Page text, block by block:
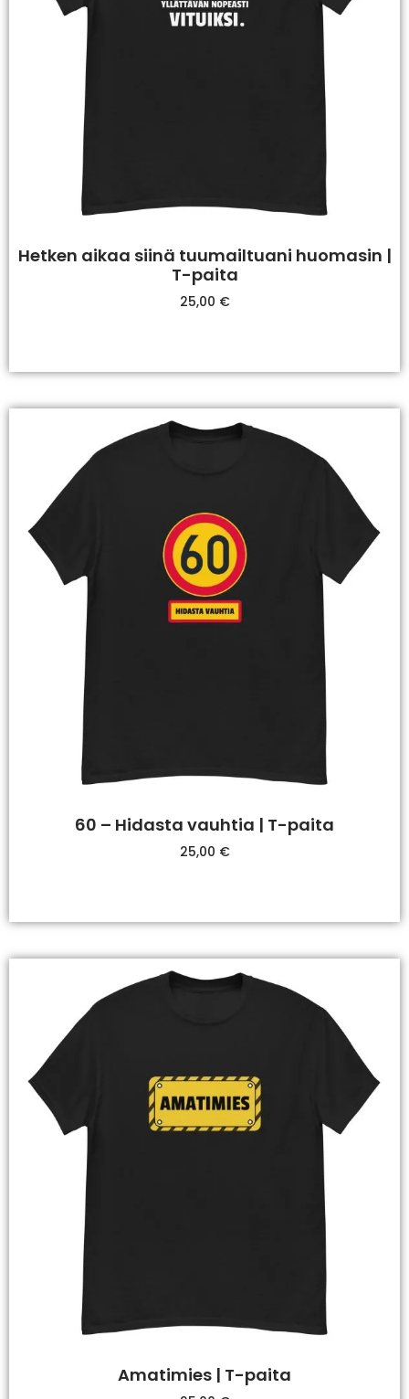
Hetken aikaa siinä tuumailtuani huomasin |
T-paita
25,00 €
60 – Hidasta vauhtia | T-paita
25,00 €
Amatimies | T-paita